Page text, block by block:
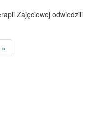
Zajęciowej odwiedzili
»